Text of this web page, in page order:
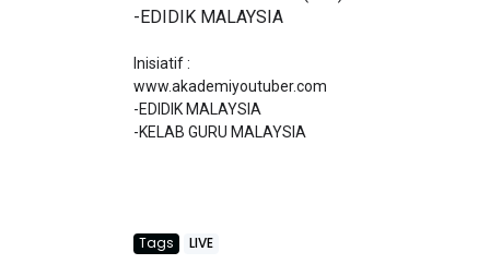
-EDIDIK MALAYSIA
Inisiatif :
www.akademiyoutuber.com
-EDIDIK MALAYSIA
-KELAB GURU MALAYSIA
Tags LIVE
SPEAKER 3 :
9 hari yang lalu